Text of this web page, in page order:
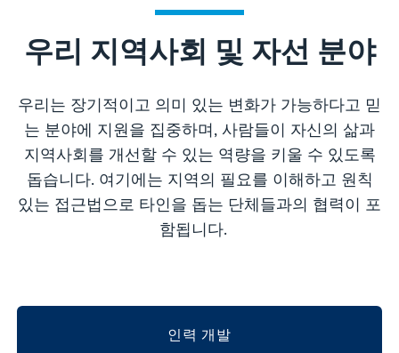
우리 지역사회 및 자선 분야
우리는 장기적이고 의미 있는 변화가 가능하다고 믿
는 분야에 지원을 집중하며, 사람들이 자신의 삶과
지역사회를 개선할 수 있는 역량을 키울 수 있도록
돕습니다. 여기에는 지역의 필요를 이해하고 원칙
있는 접근법으로 타인을 돕는 단체들과의 협력이 포
함됩니다.
인력 개발